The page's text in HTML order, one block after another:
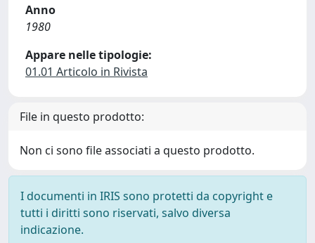
Anno
1980
Appare nelle tipologie:
01.01 Articolo in Rivista
File in questo prodotto:
Non ci sono file associati a questo prodotto.
I documenti in IRIS sono protetti da copyright e
tutti i diritti sono riservati, salvo diversa
indicazione.